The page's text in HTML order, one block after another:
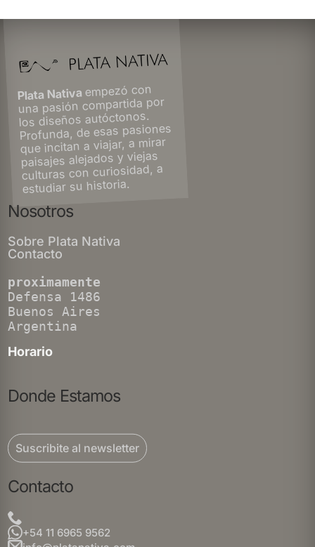
Plata Nativaempezó con
una pasión compartida por
los diseños autóctonos.
Profunda, de esas pasiones
que incitan a viajar, a mirar
paisajes alejados y viejas
culturas con curiosidad, a
estudiar su historia.
Nosotros
Sobre Plata Nativa
Contacto
proximamente
Defensa 1486
Buenos Aires
Argentina
Horario
Donde Estamos
Suscribite al newsletter
Contacto
+54 11 6965 9562